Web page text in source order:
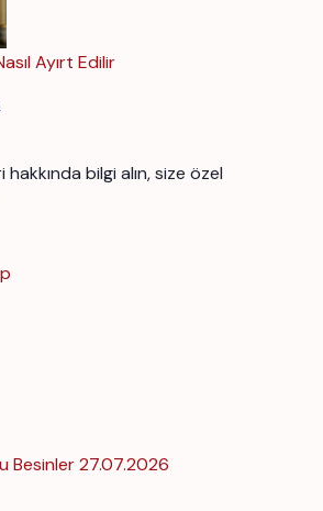
Ayırt Edilir
bilgi alın, size özel
Besinler27.07.2026